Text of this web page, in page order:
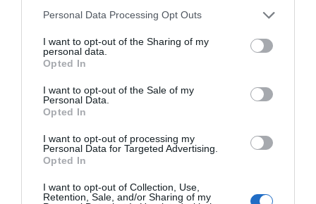
Personal Data Processing Opt Outs
I want to opt-out of the Sharing of my
personal data.
Opted In
I want to opt-out of the Sale of my
Personal Data.
Opted In
I want to opt-out of processing my
Personal Data for Targeted Advertising.
Opted In
I want to opt-out of Collection, Use,
Retention, Sale, and/or Sharing of my
Xavier Sala-i-Martín, en la Cambra de Comerç de
Terrassa | @CambraTerrassa (X)
correctamente a las futuras generaciones?
No, definitivamente no.
¿Qué tendríamos que cambiar?